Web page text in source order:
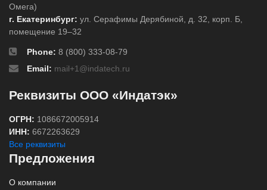
Омега)
г. Екатеринбург: ул. Серафимы Дерябиной, д. 32, корп. Б,
помещение 19–32
Phone: 8 (800) 333-08-79
Email: mail+1@indatech.ru
Реквизиты ООО «Индатэк»
ОГРН: 1086672005914
ИНН: 6672263629
Все реквизиты
Предложения
О компании